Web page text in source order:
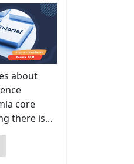
combinación explosiva
about
core
there is...